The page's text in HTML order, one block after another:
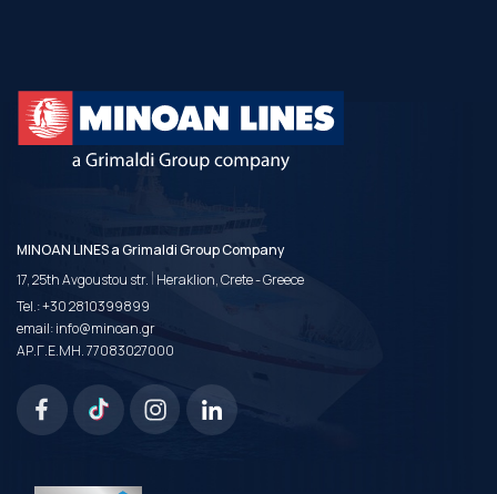
MINOAN LINES a Grimaldi Group Company
17, 25th Avgoustou str. | Heraklion, Crete - Greece
Tel.:+30 2810399899
email:info@minoan.gr
ΑΡ.Γ.Ε.ΜΗ. 77083027000